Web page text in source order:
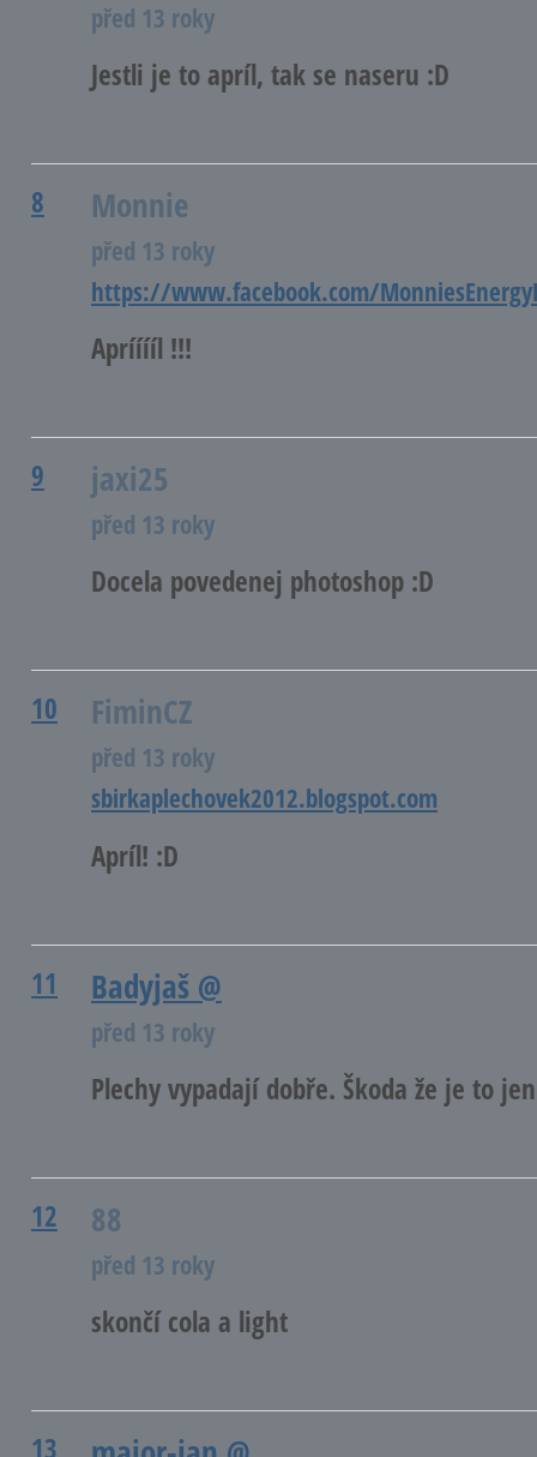
před 13 roky
Jestli je to apríl, tak se naseru :D
8 Monnie
před 13 roky
https://www.facebook.com/
Aprííííl !!!
9 jaxi25
před 13 roky
Docela povedenej photoshop :D
10 FiminCZ
před 13 roky
sbirkaplechovek2012.blogspot.com
Apríl! :D
11 Badyjaš @
před 13 roky
Plechy vypadají dobře. Škoda že je to
12 88
před 13 roky
skončí cola a light
13